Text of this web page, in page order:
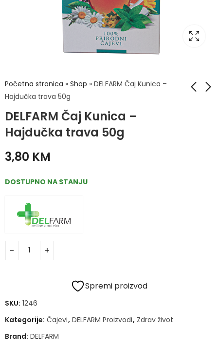
Početna stranica » Shop » DELFARM Čaj Kunica –
Hajdučka trava 50g
DELFARM Čaj Kunica –
Hajdučka trava 50g
3,80 KM
DOSTUPNO NA STANJU
Spremi proizvod
SKU: 1246
Kategorije: Čajevi, DELFARM Proizvodi, Zdrav život
Brand: DELFARM